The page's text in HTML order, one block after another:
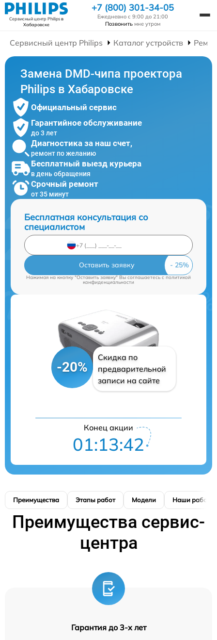
Сервисный центр Philipsв
Хабаровске
+7 (800) 301-34-05
Ежедневно с 9:00 до 21:00
Позвонить мне утром
Сервисный центр Philips Каталог устройств
Замена DMD-чипа проектора
Philips в Хабаровске
Официальный сервис
Гарантийное обслуживание
до 3 лет
Диагностика за наш счет,
ремонт по желанию
Бесплатный выезд курьера
в день обращения
Срочный ремонт
от 35 минут
Бесплатная консультация со
специалистом
Оставить заявку
Нажимая на кнопку "Оставить заявку" Вы соглашаетесь c политикой
конфиденциальности
-20%
Скидка по
предварительной
записи на сайте
Конец акции
01:13:41
Преимущества Этапы работ Модели Наши работы
Преимущества сервис-
центра
Гарантия до 3-х лет